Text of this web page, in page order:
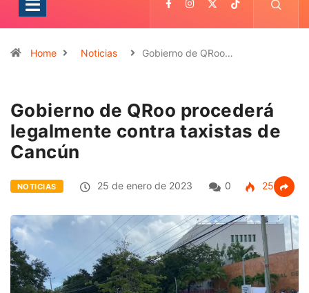
Home Noticias Gobierno de QRoo…
Gobierno de QRoo procederá
legalmente contra taxistas de
Cancún
NOTICIAS 25 de enero de 2023 0 257